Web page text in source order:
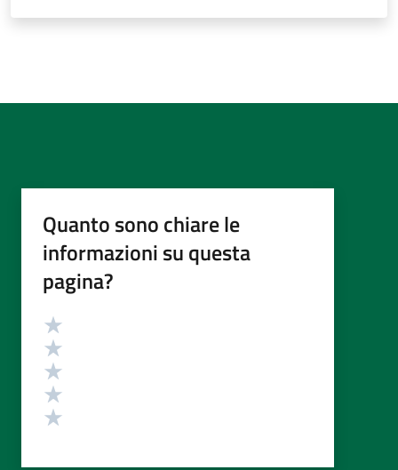
Quanto sono chiare le
informazioni su questa
pagina?
Valutazione